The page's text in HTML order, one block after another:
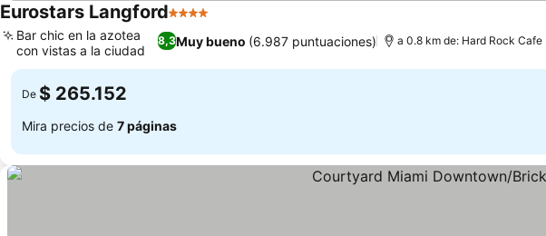
Eurostars Langford4 Estrellas
8,3Muy bueno (6.987 puntuaciones)
Bar chic en la azotea
con vistas a la ciudad
a 0.8 km de: Hard Rock Cafe
De $ 265.152
Mira precios de 7 páginas